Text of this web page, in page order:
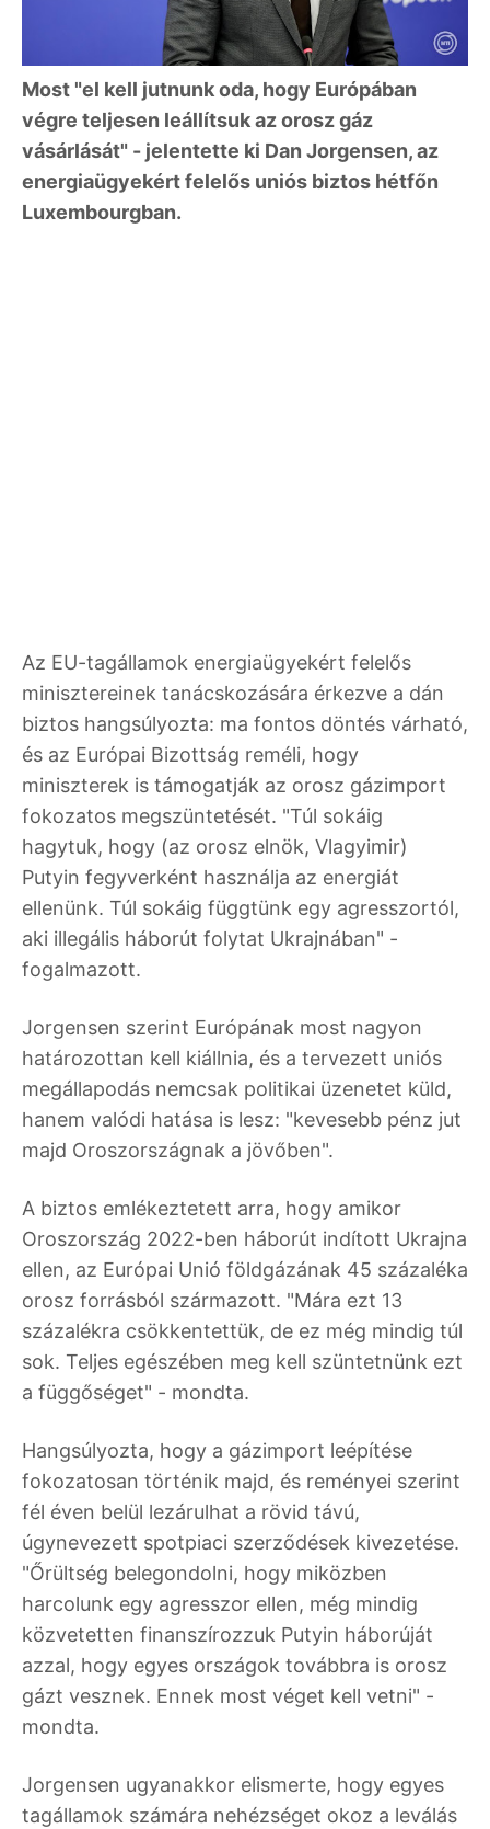
Most "el kell jutnunk oda, hogy Európában
végre teljesen leállítsuk az orosz gáz
vásárlását" - jelentette ki Dan Jorgensen, az
energiaügyekért felelős uniós biztos hétfőn
Luxembourgban.
Az EU-tagállamok energiaügyekért felelős
minisztereinek tanácskozására érkezve a dán
biztos hangsúlyozta: ma fontos döntés várható,
és az Európai Bizottság reméli, hogy
miniszterek is támogatják az orosz gázimport
fokozatos megszüntetését. "Túl sokáig
hagytuk, hogy (az orosz elnök, Vlagyimir)
Putyin fegyverként használja az energiát
ellenünk. Túl sokáig függtünk egy agresszortól,
aki illegális háborút folytat Ukrajnában" -
fogalmazott.
Jorgensen szerint Európának most nagyon
határozottan kell kiállnia, és a tervezett uniós
megállapodás nemcsak politikai üzenetet küld,
hanem valódi hatása is lesz: "kevesebb pénz jut
majd Oroszországnak a jövőben".
A biztos emlékeztetett arra, hogy amikor
Oroszország 2022-ben háborút indított Ukrajna
ellen, az Európai Unió földgázának 45 százaléka
orosz forrásból származott. "Mára ezt 13
százalékra csökkentettük, de ez még mindig túl
sok. Teljes egészében meg kell szüntetnünk ezt
a függőséget" - mondta.
Hangsúlyozta, hogy a gázimport leépítése
fokozatosan történik majd, és reményei szerint
fél éven belül lezárulhat a rövid távú,
úgynevezett spotpiaci szerződések kivezetése.
"Őrültség belegondolni, hogy miközben
harcolunk egy agresszor ellen, még mindig
közvetetten finanszírozzuk Putyin háborúját
azzal, hogy egyes országok továbbra is orosz
gázt vesznek. Ennek most véget kell vetni" -
mondta.
Jorgensen ugyanakkor elismerte, hogy egyes
tagállamok számára nehézséget okoz a leválás